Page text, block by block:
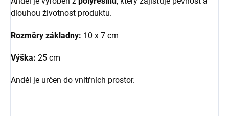
dlouhou životnost produktu.
Rozměry základny: 10 x 7 cm
Výška: 25 cm
Anděl je určen do vnitřních prostor.